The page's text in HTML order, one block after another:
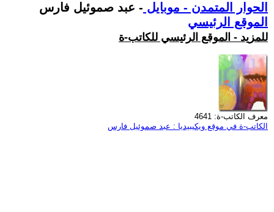
الحوار المتمدن - موبايل - عبد صموئيل فارس
الموقع الرئيسي
للمزيد - الموقع الرئيسي للكاتب-ة
معرف الكاتب-ة: 4641
الكاتب-ة في موقع ويكيبيديا : عبد صموئيل فارس